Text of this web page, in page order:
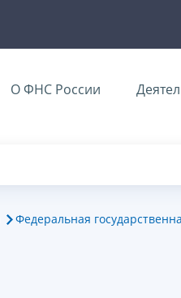
О ФНС России
Федеральная